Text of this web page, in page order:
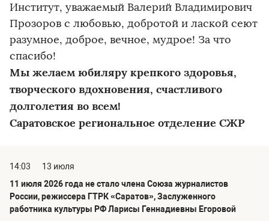
Институт, уважаемый Валерий Владимирович
Прозоров с любовью, добротой и лаской сеют
разумное, доброе, вечное, мудрое! За что
спасибо!
Мы желаем юбиляру крепкого здоровья,
творческого вдохновения, счастливого
долголетия во всем!
Саратовское региональное отделение СЖР
14:03
13 июля
11 июля 2026 года не стало члена Союза журналистов
России, режиссера ГТРК «Саратов», Заслуженного
работника культуры РФ Ларисы Геннадиевны Егоровой